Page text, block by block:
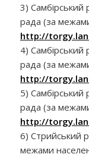
3) Самбірський
рада (за
http://
4) Самбірський
рада (за
http://
5) Самбірський
рада (за
http://
6) Стрийський
межами